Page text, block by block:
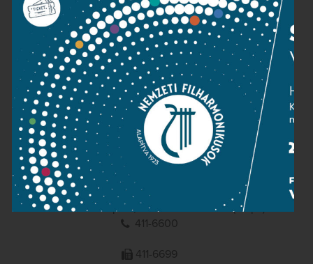
Adatvédelem
Impresszum
NEMZETI
FILHARMONIKUSOK
1095 Budapest, Komor Marcell u. 1. (Müpa)
411-6600
411-6699